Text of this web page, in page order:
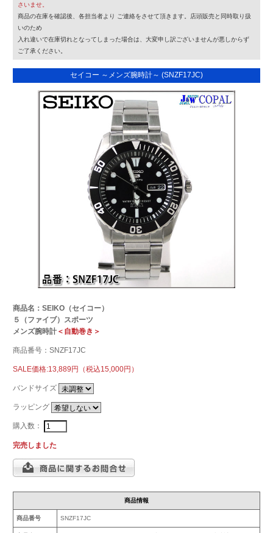
さいませ。
商品の在庫を確認後、各担当者より ご連絡をさせて頂きます。店頭販売と同時取り扱
いのため
入れ違いで在庫切れとなってしまった場合は、大変申し訳ございませんが悪しからず
ご了承ください。
セイコー ～メンズ腕時計～ (SNZF17JC)
商品名：SEIKO（セイコー）
５（ファイブ）スポーツ
メンズ腕時計＜自動巻き＞
商品番号：SNZF17JC
SALE価格:13,889円（税込15,000円）
バンドサイズ
ラッピング
購入数：
完売しました
商品情報
商品番号 SNZF17JC